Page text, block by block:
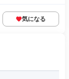
気になる